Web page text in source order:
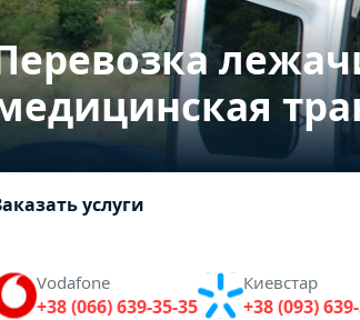
услуги
Vodafone
+38 (066) 639-35-35
Киевстар
+38 (093)